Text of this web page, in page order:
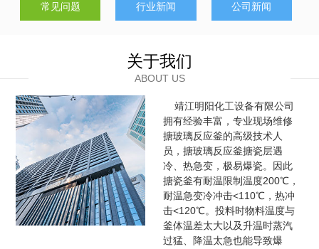
常见问题 行业新闻 公司新闻
关于我们
ABOUT US
靖江明阳化工设备有限公司
拥有经验丰富，专业现场维修
搪玻璃反应釜的高级技术人
员，搪玻璃反应釜搪瓷层遇
冷、热急变，极易爆瓷。因此
搪瓷釜有耐温限制温度200℃，
耐温急变冷冲击<110℃，热冲
击<120℃。投料时物料温度与
釜体温差太大以及升温时蒸汽
过猛、降温太急也能导致爆